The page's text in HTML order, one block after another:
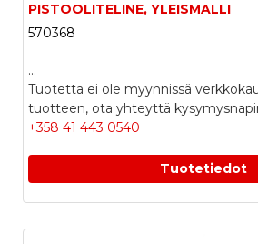
PISTOOLITELINE, YLEISMALLI
570368
...
Tuotetta ei ole myynnissä
tuotteen, ota yhteyttä
+358 41 443 0540
Tuotetiedot